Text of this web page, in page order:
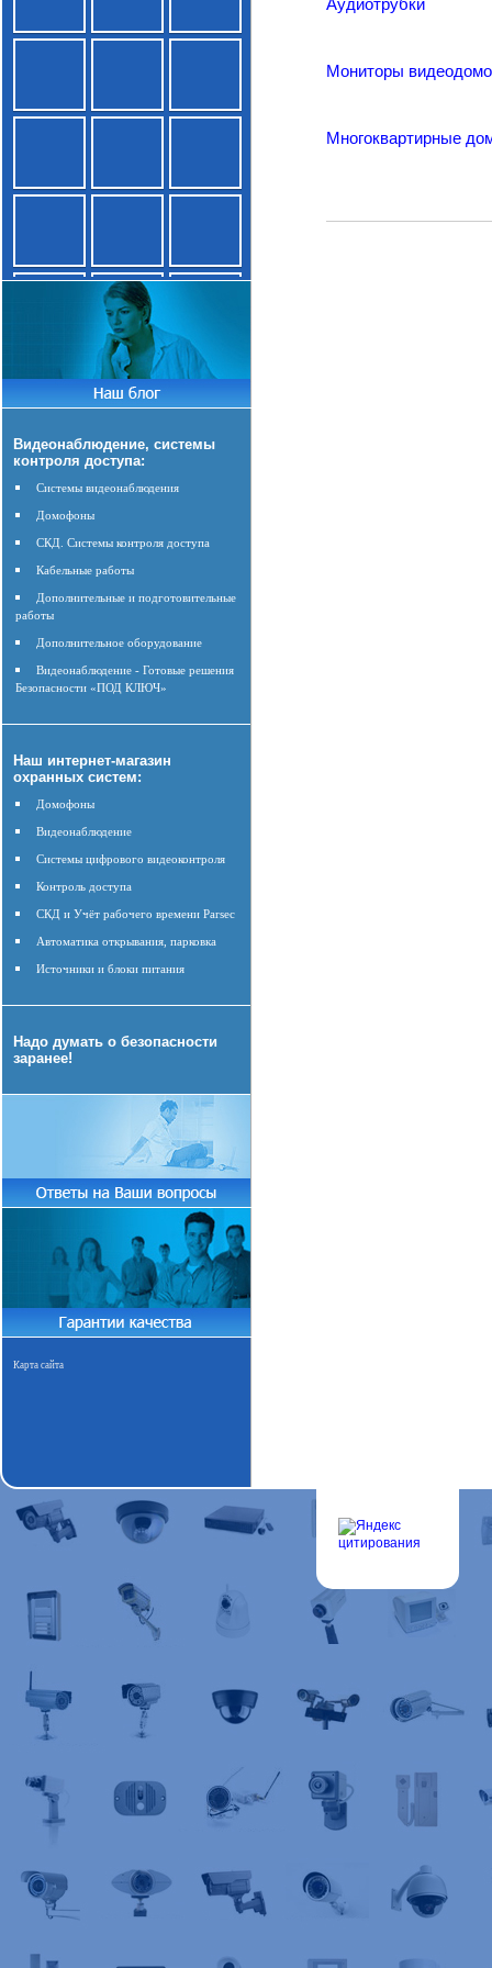
Видеонаблюдение, системы
контроля доступа:
Системы видеонаблюдения
Домофоны
СКД. Системы контроля доступа
Кабельные работы
Дополнительные и подготовительные
работы
Дополнительное оборудование
Видеонаблюдение - Готовые решения
Безопасности «ПОД КЛЮЧ»
Наш интернет-магазин
охранных систем:
Домофоны
Видеонаблюдение
Системы цифрового видеоконтроля
Контроль доступа
СКД и Учёт рабочего времени Parsec
Автоматика открывания, парковка
Источники и блоки питания
Надо думать о безопасности
заранее!
Карта сайта
Аудиотрубки
Мониторы
Многоквартирные